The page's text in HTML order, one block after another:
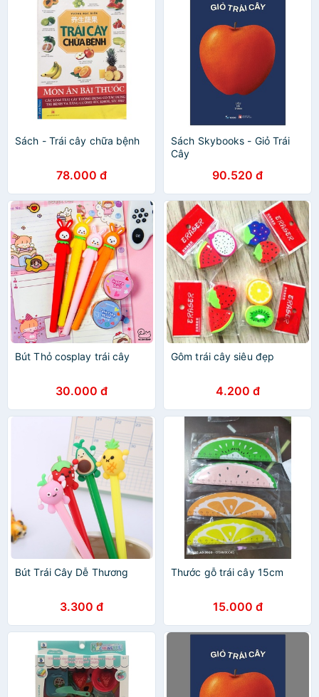
Sách - Trái cây chữa bệnh
78.000 đ
Sách Skybooks - Giỏ Trái
Cây
90.520 đ
Bút Thỏ cosplay trái cây
30.000 đ
Gôm trái cây siêu đẹp
4.200 đ
Bút Trái Cây Dễ Thương
3.300 đ
Thước gỗ trái cây 15cm
15.000 đ